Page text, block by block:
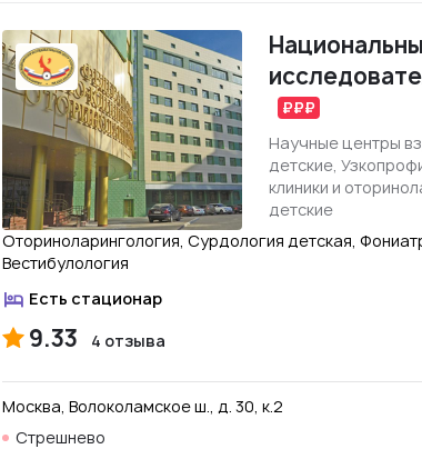
Научные центры
детские,
клиники и
детские
Оториноларингология, Сурдология детская,
Вестибулология
Есть стационар
9.33 4 отзыва
Москва, Волоколамское ш., д. 30, к.2
Стрешнево